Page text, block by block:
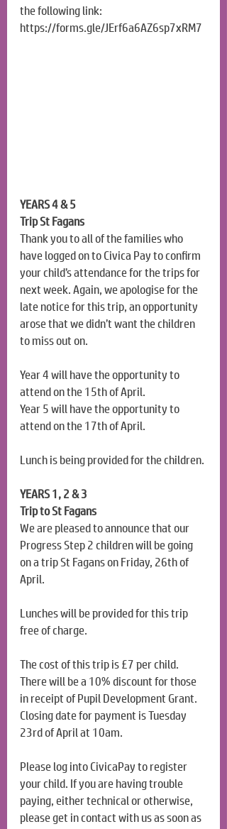
the following link:
https://forms.gle/JErf6a6AZ6sp7xRM7
YEARS 4 & 5
Trip St Fagans
Thank you to all of the families who
have logged on to Civica Pay to confirm
your child’s attendance for the trips for
next week. Again, we apologise for the
late notice for this trip, an opportunity
arose that we didn’t want the children
to miss out on.
Year 4 will have the opportunity to
attend on the 15th of April.
Year 5 will have the opportunity to
attend on the 17th of April.
Lunch is being provided for the children.
YEARS 1, 2 & 3
Trip to St Fagans
We are pleased to announce that our
Progress Step 2 children will be going
on a trip St Fagans on Friday, 26th of
April.
Lunches will be provided for this trip
free of charge.
The cost of this trip is £7 per child.
There will be a 10% discount for those
in receipt of Pupil Development Grant.
Closing date for payment is Tuesday
23rd of April at 10am.
Please log into CivicaPay to register
your child. If you are having trouble
paying, either technical or otherwise,
please get in contact with us as soon as